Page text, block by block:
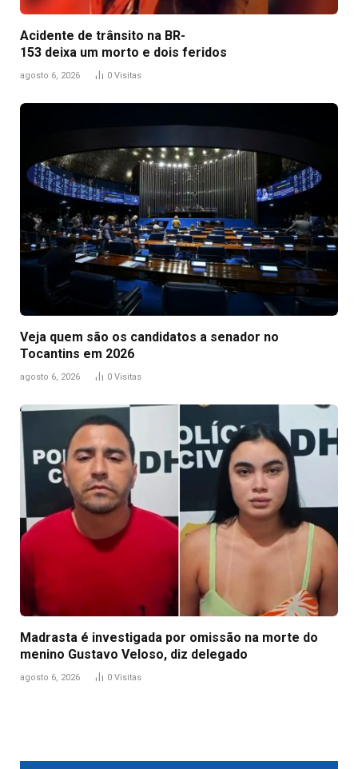
Acidente de trânsito na BR-
153 deixa um morto e dois feridos
agosto 6, 2026 0 Visitas
Veja quem são os candidatos a senador no
Tocantins em 2026
agosto 6, 2026 0 Visitas
Madrasta é investigada por omissão na morte do
menino Gustavo Veloso, diz delegado
agosto 6, 2026 0 Visitas